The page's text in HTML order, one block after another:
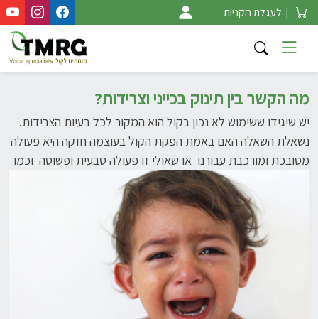
Skip
to
content
| לעגלת הקניות
מה הקשר בין תינוק בכייני וצרידות?
יש שיגידו ששימוש לא נכון בקול הוא המקור לכל בעיות הצרידות.
נשאלת השאלה האם באמת הפקת הקול בעוצמה חזקה היא פעולה
מסובכת ומורכבת עבורנו או שאולי זו פעולה טבעית ופשוטה וכמו